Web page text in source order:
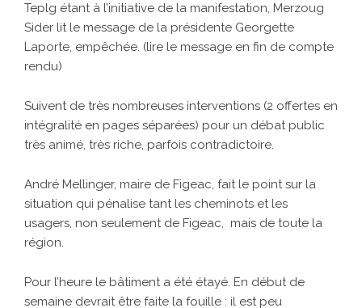
Teplg étant à l’initiative de la manifestation, Merzoug
Sider lit le message de la présidente Georgette
Laporte, empêchée. (lire le message en fin de compte
rendu)
Suivent de très nombreuses interventions (2 offertes en
intégralité en pages séparées) pour un débat public
très animé, très riche, parfois contradictoire.
André Mellinger, maire de Figeac, fait le point sur la
situation qui pénalise tant les cheminots et les
usagers, non seulement de Figeac, mais de toute la
région.
Pour l’heure le bâtiment a été étayé. En début de
semaine devrait être faite la fouille : il est peu